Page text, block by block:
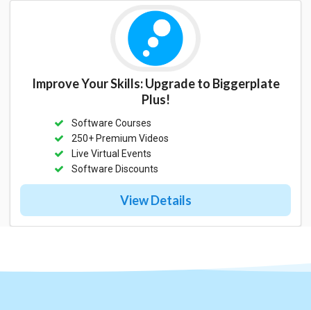
Improve Your Skills: Upgrade to Biggerplate
Plus!
Software Courses
250+ Premium Videos
Live Virtual Events
Software Discounts
View Details